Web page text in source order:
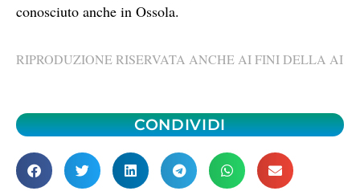
conosciuto anche in Ossola.
RIPRODUZIONE RISERVATA ANCHE AI FINI DELLA AI
CONDIVIDI